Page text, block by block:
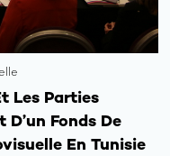
Les Parties
D’un Fonds De
En Tunisie